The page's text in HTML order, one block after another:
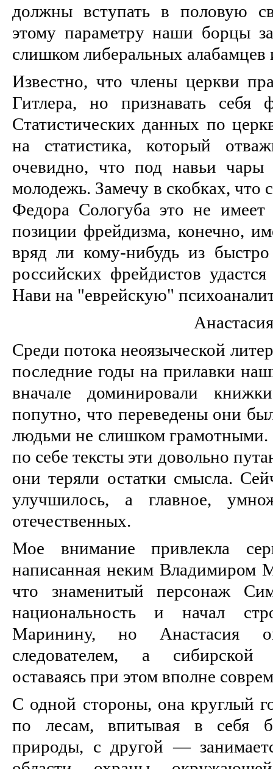
должны вступать в половую
этому параметру наши борцы
слишком либеральных алабамцев
Известно, что члены церкви
Гитлера, но признавать себя
Статистических данных по
на статистика, который
очевидно, что под навьи чары
молодежь. Замечу в скобках,
Федора Сологуба это не
позиции фрейдизма, конечно,
вряд ли кому-нибудь из
российских фрейдистов
Нави на "еврейскую"
Анастасия
Среди потока неоязыческой
последние годы на прилавки
вначале доминировали
попутно, что переведены они
людьми не слишком грамотными.
по себе тексты эти довольно
они теряли остатки смысла.
улучшилось, а главное,
отечественных.
Мое внимание привлекла
написанная неким Владимиром
что знаменитый персонаж
национальность и начал
Маринину, но Анастасия
следователем, а сибирской
оставаясь при этом вполне
С одной стороны, она круглый
по лесам, впитывая в себя
природы, с другой —